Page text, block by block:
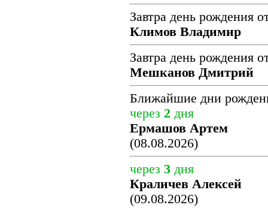
Завтра день рождения
Климов Владимир
Завтра день рождения
Мешканов Дмитрий
Ближайшие дни
через 2 дня
Ермашов Артем
(08.08.2026)
через 3 дня
Краличев Алексей
(09.08.2026)